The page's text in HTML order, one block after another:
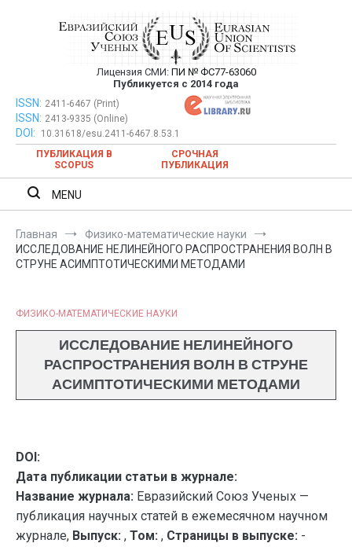
Евразийский Союз Ученых —
публикация научных статей в
ежемесячном научном журнале
Лицензия СМИ: ПИ № ФС77-63060
Публикуется с 2014 года
Евразийский Союз Ученых — публикация научных статей в
ежемесячном научном журнале
ISSN: 2411-6467 (Print)
ISSN: 2413-9335 (Online)
DOI:
10.31618/esu.2411-6467.8.53.1
ПУБЛИКАЦИЯ В
SCOPUS
СРОЧНАЯ
ПУБЛИКАЦИЯ
MENU
Главная
Физико-математические науки
ИССЛЕДОВАНИЕ НЕЛИНЕЙНОГО РАСПРОСТРАНЕНИЯ ВОЛН В
СТРУНЕ АСИМПТОТИЧЕСКИМИ МЕТОДАМИ
ФИЗИКО-МАТЕМАТИЧЕСКИЕ НАУКИ
ИССЛЕДОВАНИЕ НЕЛИНЕЙНОГО
РАСПРОСТРАНЕНИЯ ВОЛН В СТРУНЕ
АСИМПТОТИЧЕСКИМИ МЕТОДАМИ
DOI:
Дата публикации статьи в журнале:
Название журнала: Евразийский Союз Ученых —
публикация научных статей в ежемесячном научном
журнале, Выпуск: , Том: , Страницы в выпуске: -